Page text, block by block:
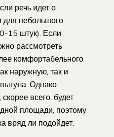
речь идет о
для небольшого
15 штук). Если
рассмотреть
комфортабельного
наружную, так и
Однако
всего, будет
площади, поэтому
вряд ли подойдет.